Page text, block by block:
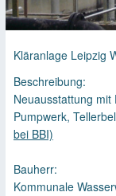
Kläranlage Leipzig
Beschreibung:
Neuausstattung
Pumpwerk,
bei BBI)
Bauherr:
Kommunale